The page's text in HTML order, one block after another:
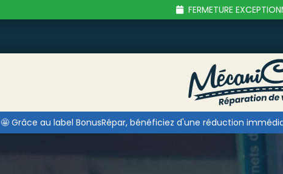
FERMETURE
🤩 Grâce au label BonusRépar, bénéficiez d'une réduction